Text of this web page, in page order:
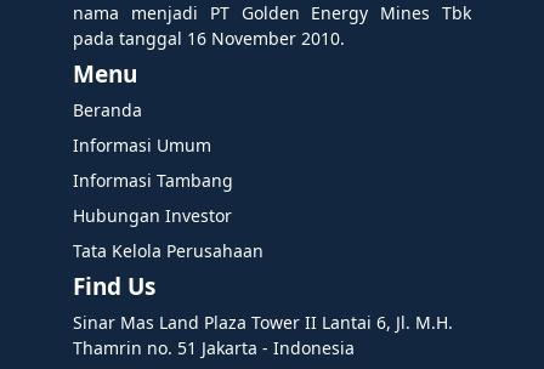
nama menjadi PT Golden Energy Mines Tbk
pada tanggal 16 November 2010.
Menu
Beranda
Informasi Umum
Informasi Tambang
Hubungan Investor
Tata Kelola Perusahaan
Find Us
Sinar Mas Land Plaza Tower II Lantai 6, Jl. M.H.
Thamrin no. 51 Jakarta - Indonesia